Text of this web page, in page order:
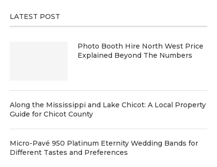
LATEST POST
Photo Booth Hire North West Price
Explained Beyond The Numbers
Along the Mississippi and Lake Chicot: A Local Property
Guide for Chicot County
Micro-Pavé 950 Platinum Eternity Wedding Bands for
Different Tastes and Preferences